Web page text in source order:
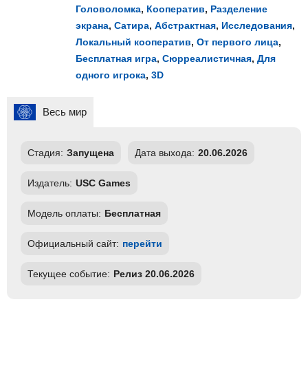
Головоломка, Кооператив, Разделение
экрана, Сатира, Абстрактная, Исследования,
Локальный кооператив, От первого лица,
Бесплатная игра, Сюрреалистичная, Для
одного игрока, 3D
Весь мир
Стадия: Запущена Дата выхода: 20.06.2026
Издатель: USC Games
Модель оплаты: Бесплатная
Официальный сайт: перейти
Текущее событие: Релиз 20.06.2026